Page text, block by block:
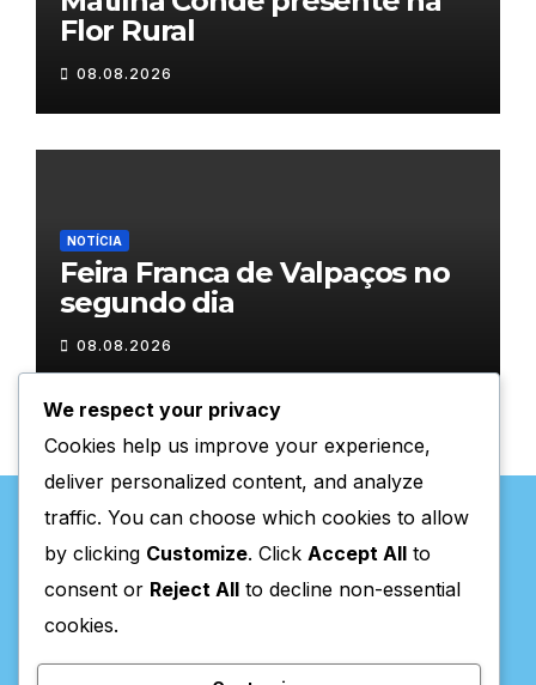
Flor Rural
08.08.2026
NOTÍCIA
Feira Franca de Valpaços no
segundo dia
08.08.2026
Valpaços Online
We respect your privacy
Cookies help us improve your experience,
deliver personalized content, and analyze
traffic. You can choose which cookies to allow
by clicking Customize. Click Accept All to
consent or Reject All to decline non-essential
cookies.